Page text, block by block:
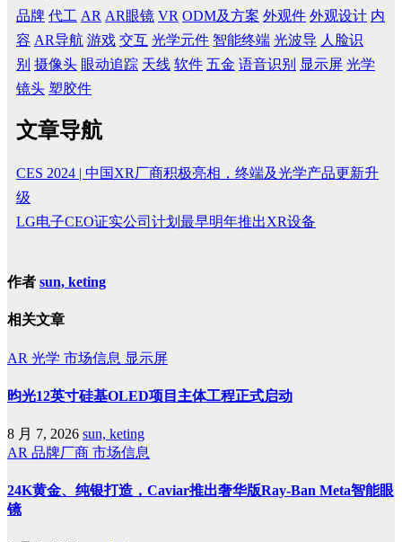
品牌 代工 AR AR眼镜 VR ODM及方案 外观件 外观设计 内
容 AR导航 游戏 交互 光学元件 智能终端 光波导 人脸识
别 摄像头 眼动追踪 天线 软件 五金 语音识别 显示屏 光学
镜头 塑胶件
文章导航
CES 2024 | 中国XR厂商积极亮相，终端及光学产品更新升
级
LG电子CEO证实公司计划最早明年推出XR设备
作者 sun, keting
相关文章
AR 光学 市场信息 显示屏
昀光12英寸硅基OLED项目主体工程正式启动
8 月 7, 2026 sun, keting
AR 品牌厂商 市场信息
24K黄金、纯银打造，Caviar推出奢华版Ray-Ban Meta智能眼
镜